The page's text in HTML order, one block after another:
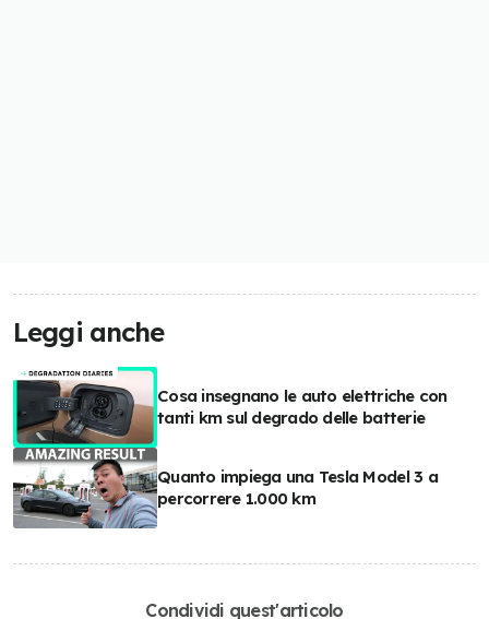
Leggi anche
Cosa insegnano le auto elettriche con
tanti km sul degrado delle batterie
Quanto impiega una Tesla Model 3 a
percorrere 1.000 km
Condividi quest'articolo